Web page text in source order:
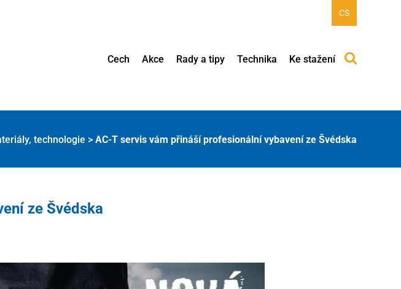
CS
Cech Akce Rady a tipy Technika Ke stažení
technologie > AC-T servis vám přináší profesionální vybavení ze Švédska
ze Švédska